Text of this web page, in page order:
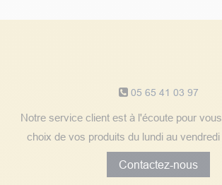
05 65 41 03 97
Notre service client est à l'écoute pour
choix de vos produits du lundi au vendredi
Contactez-nous